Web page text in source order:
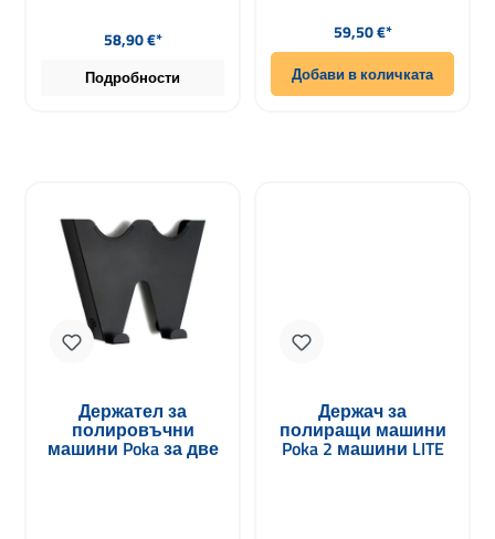
Редовна цена:
58,90 €*
Подробности
Редовна цена:
59,50 €*
Добави в количката
Держател за
полировъчни
машини Poka за две
Держач за
полиращи машини
Poka 2 машини LITE